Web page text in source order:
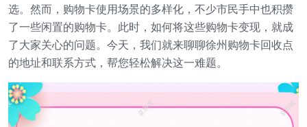
选。然而，购物卡使用场景的多样化，不少市民手中也积攒
了一些闲置的购物卡。此时，如何将这些购物卡变现，就成
了大家关心的问题。今天，我们就来聊聊徐州购物卡回收点
的地址和联系方式，帮您轻松解决这一难题。